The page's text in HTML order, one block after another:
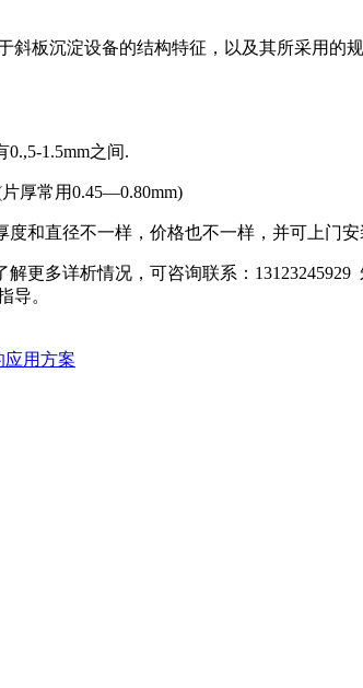
斜板沉淀设备的结构特征，以及其所采用的
0.,5-1.5mm之间.
片厚常用0.45—0.80mm)
和直径不一样，价格也不一样，并可上门安
解更多详析情况，可咨询联系： 13123245929
导。
应用方案